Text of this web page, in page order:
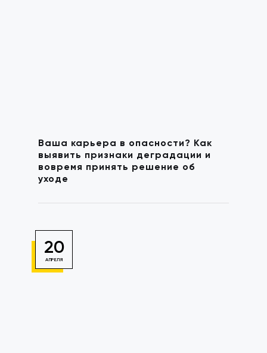
Ваша карьера в опасности? Как
выявить признаки деградации и
вовремя принять решение об
уходе
20
АПРЕЛЯ